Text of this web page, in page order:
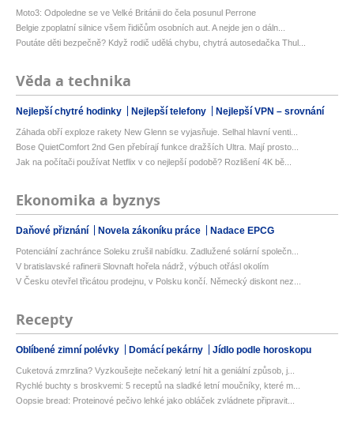
Moto3: Odpoledne se ve Velké Británii do čela posunul Perrone
Belgie zpoplatní silnice všem řidičům osobních aut. A nejde jen o dáln...
Poutáte děti bezpečně? Když rodič udělá chybu, chytrá autosedačka Thul...
Věda a technika
Nejlepší chytré hodinky Nejlepší telefony Nejlepší VPN – srovnání
Záhada obří exploze rakety New Glenn se vyjasňuje. Selhal hlavní venti...
Bose QuietComfort 2nd Gen přebírají funkce dražších Ultra. Mají prosto...
Jak na počítači používat Netflix v co nejlepší podobě? Rozlišení 4K bě...
Ekonomika a byznys
Daňové přiznání Novela zákoníku práce Nadace EPCG
Potenciální zachránce Soleku zrušil nabídku. Zadlužené solární společn...
V bratislavské rafinerii Slovnaft hořela nádrž, výbuch otřásl okolím
V Česku otevřel třicátou prodejnu, v Polsku končí. Německý diskont nez...
Recepty
Oblíbené zimní polévky Domácí pekárny Jídlo podle horoskopu
Cuketová zmrzlina? Vyzkoušejte nečekaný letní hit a geniální způsob, j...
Rychlé buchty s broskvemi: 5 receptů na sladké letní moučníky, které m...
Oopsie bread: Proteinové pečivo lehké jako obláček zvládnete připravit...